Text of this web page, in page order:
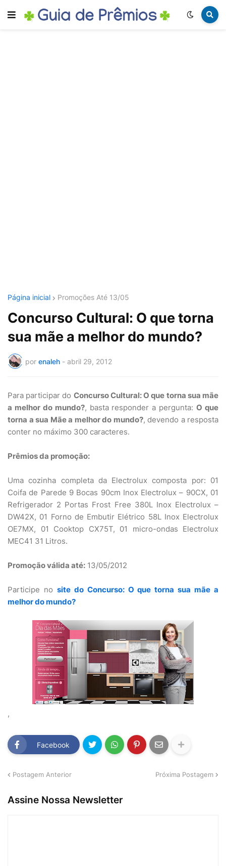
Página inicial Promoções Até 13/05
Concurso Cultural: O que torna
sua mãe a melhor do mundo?
por enaleh - abril 29, 2012
Para participar do Concurso Cultural: O que torna sua mãe
a melhor do mundo?, basta responder a pergunta:O que
torna a sua Mãe a melhor do mundo?, devendo a resposta
conter no máximo 300 caracteres.
Prêmios da promoção:
Uma cozinha completa da Electrolux composta por: 01
Coifa de Parede 9 Bocas 90cm Inox Electrolux – 90CX, 01
Refrigerador 2 Portas Frost Free 380L Inox Electrolux –
DW42X, 01 Forno de Embutir Elétrico 58L Inox Electrolux
OE7MX, 01 Cooktop CX75T, 01 micro-ondas Electrolux
MEC41 31 Litros.
Promoção válida até: 13/05/2012
Participe no site do Concurso: O que torna sua mãe a
melhor do mundo?
,
Facebook
Postagem Anterior Próxima Postagem
Assine Nossa Newsletter